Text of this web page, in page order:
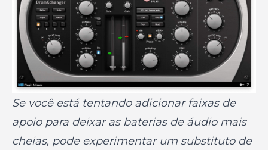
Se você está tentando adicionar faixas de
apoio para deixar as baterias de áudio mais
cheias, pode experimentar um substituto de